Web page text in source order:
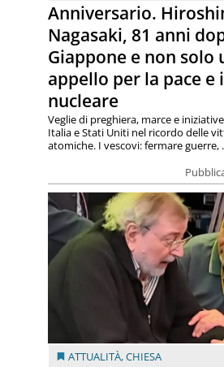
Anniversario.
Nagasaki, 81 anni
Giappone e non solo
appello per la pace e
nucleare
Veglie di preghiera, marce e
Italia e Stati Uniti nel ricordo delle
atomiche. I vescovi: fermare guerre,
ATTUALITÀ,CHIESA